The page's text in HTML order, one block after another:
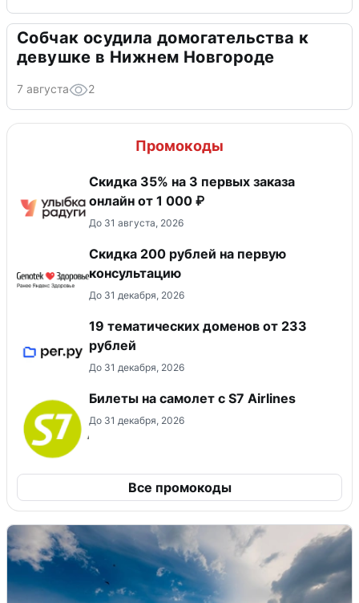
Собчак осудила домогательства к
девушке в Нижнем Новгороде
7 августа 2
Промокоды
Скидка 35% на 3 первых заказа
онлайн от 1 000 ₽
До 31 августа, 2026
Скидка 200 рублей на первую
консультацию
До 31 декабря, 2026
19 тематических доменов от 233
рублей
До 31 декабря, 2026
Билеты на самолет с S7 Airlines
До 31 декабря, 2026
Все промокоды